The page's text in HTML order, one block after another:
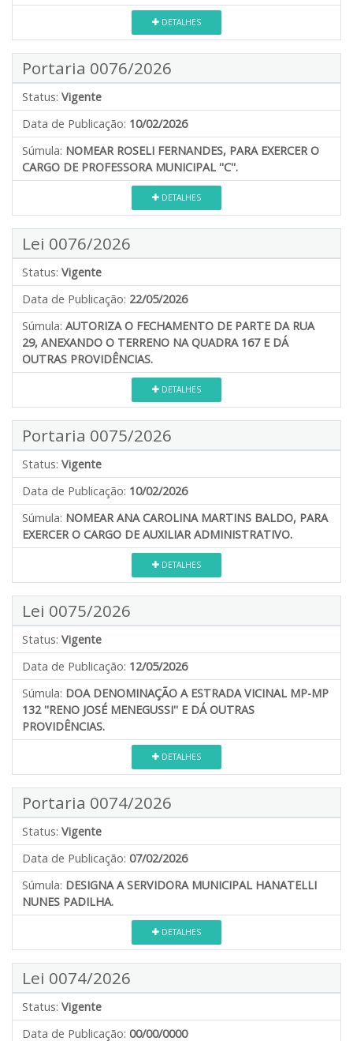
DETALHES
Portaria 0076/2026
Status: Vigente
Data de Publicação: 10/02/2026
Súmula: NOMEAR ROSELI FERNANDES, PARA EXERCER O
CARGO DE PROFESSORA MUNICIPAL ''C''.
DETALHES
Lei 0076/2026
Status: Vigente
Data de Publicação: 22/05/2026
Súmula: AUTORIZA O FECHAMENTO DE PARTE DA RUA
29, ANEXANDO O TERRENO NA QUADRA 167 E DÁ
OUTRAS PROVIDÊNCIAS.
DETALHES
Portaria 0075/2026
Status: Vigente
Data de Publicação: 10/02/2026
Súmula: NOMEAR ANA CAROLINA MARTINS BALDO, PARA
EXERCER O CARGO DE AUXILIAR ADMINISTRATIVO.
DETALHES
Lei 0075/2026
Status: Vigente
Data de Publicação: 12/05/2026
Súmula: DOA DENOMINAÇÃO A ESTRADA VICINAL MP-MP
132 ''RENO JOSÉ MENEGUSSI'' E DÁ OUTRAS
PROVIDÊNCIAS.
DETALHES
Portaria 0074/2026
Status: Vigente
Data de Publicação: 07/02/2026
Súmula: DESIGNA A SERVIDORA MUNICIPAL HANATELLI
NUNES PADILHA.
DETALHES
Lei 0074/2026
Status: Vigente
Data de Publicação: 00/00/0000